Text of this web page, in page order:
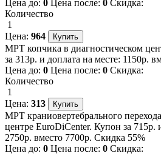
Цена до: 0 Цена после: 0 Скидка:
Количество
1
Цена: 964
МРТ копчика в диагностическом
за 313р. и доплата на месте: 1150р.
Цена до: 0 Цена после: 0 Скидка:
Количество
1
Цена: 313
МРТ краниовертебрального
центре EuroDiCenter. Купон за 715р.
2750р. вместо 7700р. Скидка 55%
Цена до: 0 Цена после: 0 Скидка: